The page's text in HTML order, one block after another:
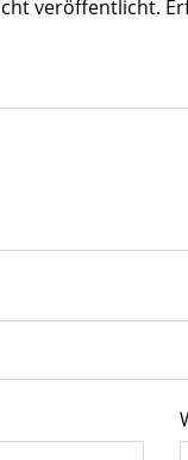
veröffentlicht.